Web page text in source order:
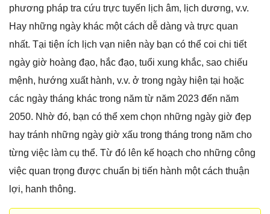
phương pháp tra cứu trực tuyến lịch âm, lịch dương, v.v.
Hay những ngày khác một cách dễ dàng và trực quan
nhất. Tại tiện ích lịch vạn niên này bạn có thể coi chi tiết
ngày giờ hoàng đạo, hắc đạo, tuổi xung khắc, sao chiếu
mệnh, hướng xuất hành, v.v. ở trong ngày hiện tại hoặc
các ngày tháng khác trong năm từ năm 2023 đến năm
2050. Nhờ đó, bạn có thể xem chọn những ngày giờ đẹp
hay tránh những ngày giờ xấu trong tháng trong năm cho
từng việc làm cụ thể. Từ đó lên kế hoạch cho những công
việc quan trọng được chuẩn bị tiến hành một cách thuận
lợi, hanh thông.